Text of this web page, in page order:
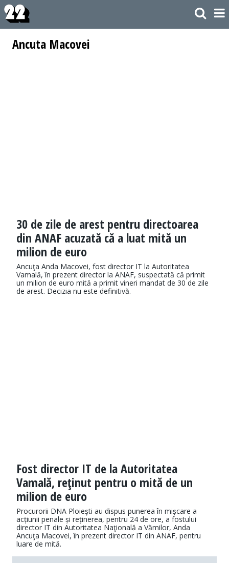
Ancuta Macovei
30 de zile de arest pentru directoarea
din ANAF acuzată că a luat mită un
milion de euro
Ancuţa Anda Macovei, fost director IT la Autoritatea
Vamală, în prezent director la ANAF, suspectată că primit
un milion de euro mită a primit vineri mandat de 30 de zile
de arest. Decizia nu este definitivă.
Fost director IT de la Autoritatea
Vamală, reţinut pentru o mită de un
milion de euro
Procurorii DNA Ploieşti au dispus punerea în mișcare a
acțiunii penale și reținerea, pentru 24 de ore, a fostului
director IT din Autoritatea Naţională a Vămilor, Anda
Ancuţa Macovei, în prezent director IT din ANAF, pentru
luare de mită.